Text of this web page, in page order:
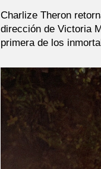
Charlize Theron
dirección de Victoria
primera de los